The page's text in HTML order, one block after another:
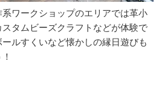
ワークショップのエリアでは革小
タムビーズクラフトなどが体験で
ルすくいなど懐かしの縁日遊びも